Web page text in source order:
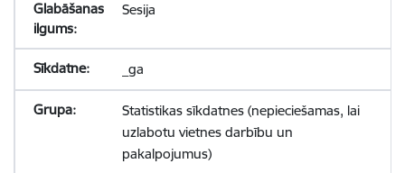
Sesija
_ga
Statistikas sīkdatnes (nepieciešamas, lai
uzlabotu vietnes darbību un
pakalpojumus)